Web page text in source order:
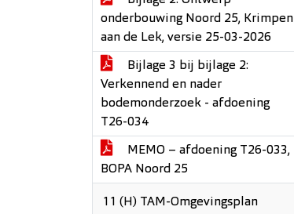
onderbouwing Noord 25, Krimpen
aan de Lek, versie 25-03-2026
Bijlage 3 bij bijlage 2:
Verkennend en nader
bodemonderzoek - afdoening
T26-034
MEMO – afdoening T26-033,
BOPA Noord 25
11 (H) TAM-Omgevingsplan